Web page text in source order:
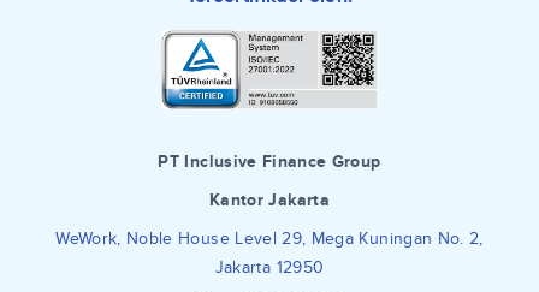
PT Inclusive Finance Group
Kantor Jakarta
WeWork, Noble House Level 29, Mega Kuningan No. 2,
Jakarta 12950